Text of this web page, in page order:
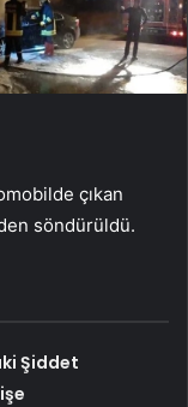
çıkan
söndürüldü.
Şiddet